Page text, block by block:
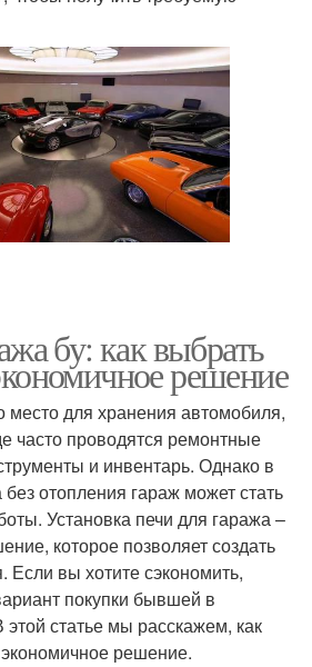
бу: как выбрать
решение
место для хранения автомобиля,
часто проводятся ремонтные
и инвентарь. Однако в
отопления гараж может стать
Установка печи для гаража –
которое позволяет создать
вы хотите сэкономить,
покупки бывшей в
статье мы расскажем, как
решение.